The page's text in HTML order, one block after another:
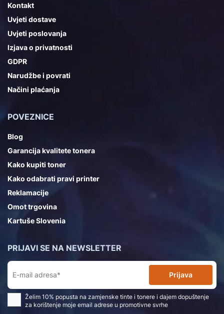
Kontakt
Uvjeti dostave
Uvjeti poslovanja
Izjava o privatnosti
GDPR
Narudžbe i povrati
Načini plaćanja
POVEZNICE
Blog
Garancija kvalitete tonera
Kako kupiti toner
Kako odabrati pravi printer
Reklamacije
Omot trgovina
Kartuše Slovenia
PRIJAVI SE NA NEWSLETTER
Prijava
Želim 10% popusta na zamjenske tinte i tonere i dajem dopuštenje
za korištenje moje email adrese u promotivne svrhe